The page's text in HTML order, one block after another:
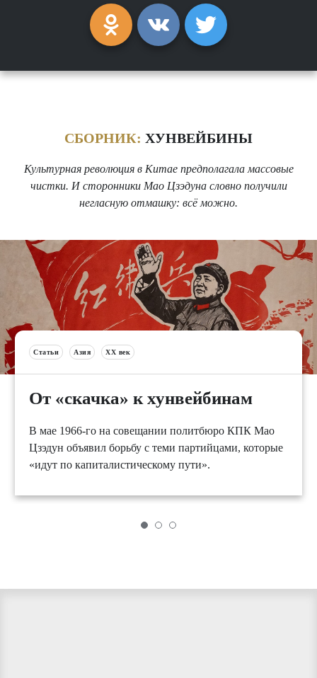
СБОРНИК: ХУНВЕЙБИНЫ
Культурная революция в Китае предполагала массовые
чистки. И сторонники Мао Цзэдуна словно получили
негласную отмашку: всё можно.
Статьи Азия XX век
От «скачка» к хунвейбинам
В мае 1966-го на совещании политбюро КПК Мао
Цзэдун объявил борьбу с теми партийцами, которые
«идут по капиталистическому пути».